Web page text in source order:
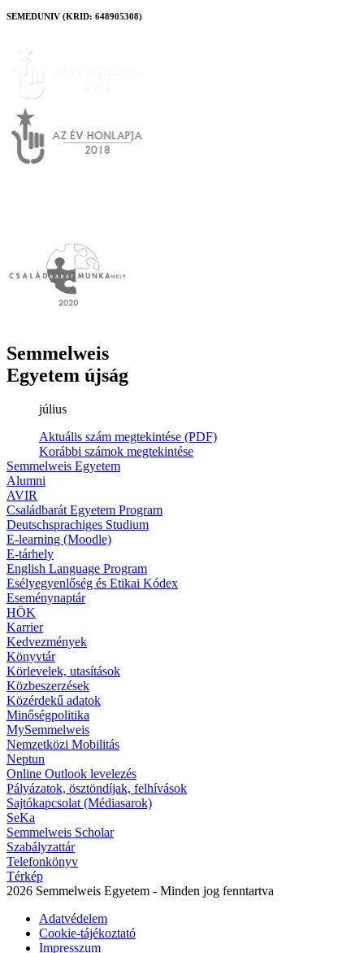
SEMEDUNIV (KRID: 648905308)
Semmelweis
Egyetem újság
július
Aktuális szám megtekintése (PDF)
Korábbi számok megtekintése
Semmelweis Egyetem
Alumni
AVIR
Családbarát Egyetem Program
Deutschsprachiges Studium
E-learning (Moodle)
E-tárhely
English Language Program
Esélyegyenlőség és Etikai Kódex
Eseménynaptár
HÖK
Karrier
Kedvezmények
Könyvtár
Körlevelek, utasítások
Közbeszerzések
Közérdekű adatok
Minőségpolitika
MySemmelweis
Nemzetközi Mobilitás
Neptun
Online Outlook levelezés
Pályázatok, ösztöndíjak, felhívások
Sajtókapcsolat (Médiasarok)
SeKa
Semmelweis Scholar
Szabályzattár
Telefonkönyv
Térkép
2026 Semmelweis Egyetem - Minden jog fenntartva
Adatvédelem
Cookie-tájékoztató
Impresszum